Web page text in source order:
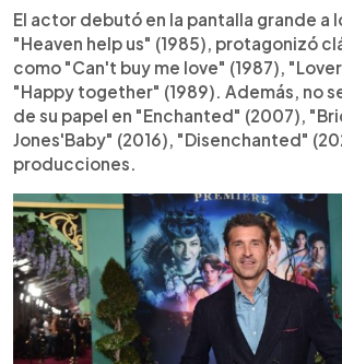
El actor debutó en la pantalla grande a
"Heaven help us" (1985), protagonizó
como "Can't buy me love" (1987),
"Happy together" (1989). Además, no
de su papel en "Enchanted" (2007),
Jones'Baby" (2016), "Disenchanted"
producciones.